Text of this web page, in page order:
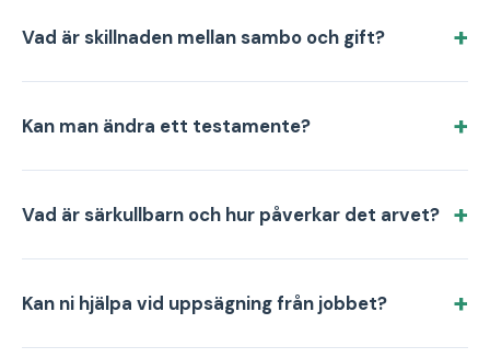
Vad är skillnaden mellan sambo och gift?
Kan man ändra ett testamente?
Vad är särkullbarn och hur påverkar det arvet?
Kan ni hjälpa vid uppsägning från jobbet?